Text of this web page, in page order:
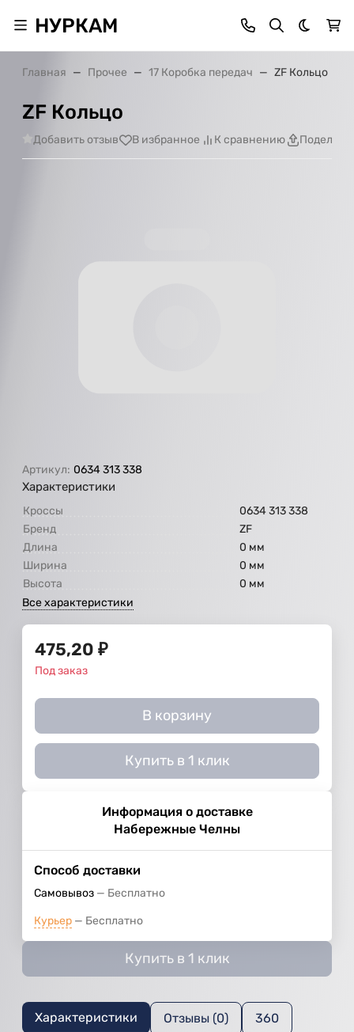
НУРКАМ Темная
Главная Прочее 17 Коробка передач ZF Кольцо
ZF Кольцо
Добавить отзыв В избранное К сравнению
Артикул: 0634 313 338
Характеристики
Кроссы
0634 313 338
Бренд
ZF
Длина
0 мм
Ширина
0 мм
Высота
0 мм
Все характеристики
475,20 ₽
Под заказ
В корзину
Купить в 1 клик
Информация о доставке
Набережные Челны
Способ доставки
Самовывоз Бесплатно
Курьер Бесплатно
Купить в 1 клик
Характеристики Отзывы (0) 360